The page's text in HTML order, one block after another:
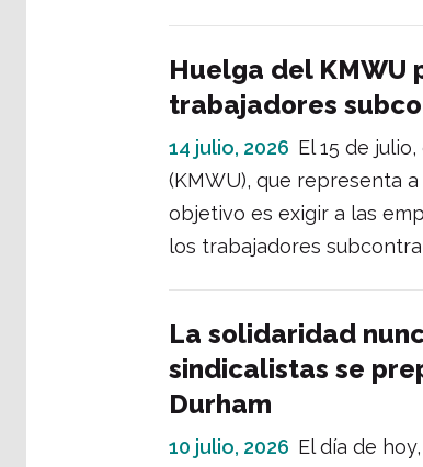
Huelga del KMWU
trabajadores
14 julio, 2026 El 15 de
(KMWU), que representa
objetivo es exigir a las
los trabajadores
La solidaridad
sindicalistas se
Durham
10 julio, 2026 El día de